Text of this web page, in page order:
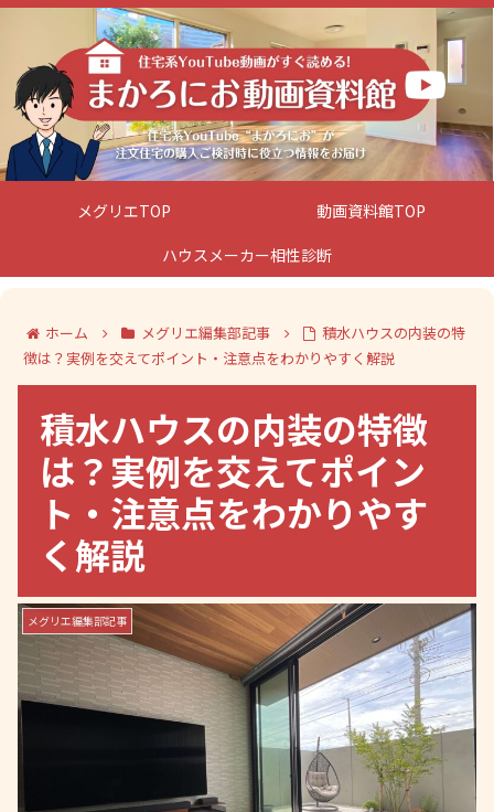
メグリエTOP
動画資料館TOP
ハウスメーカー相性診断
ホーム メグリエ編集部記事
積水ハウスの内装の特
徴は？実例を交えてポイント・注意点をわかりやすく解説
積水ハウスの内装の特徴
は？実例を交えてポイン
ト・注意点をわかりやす
く解説
メグリエ編集部記事